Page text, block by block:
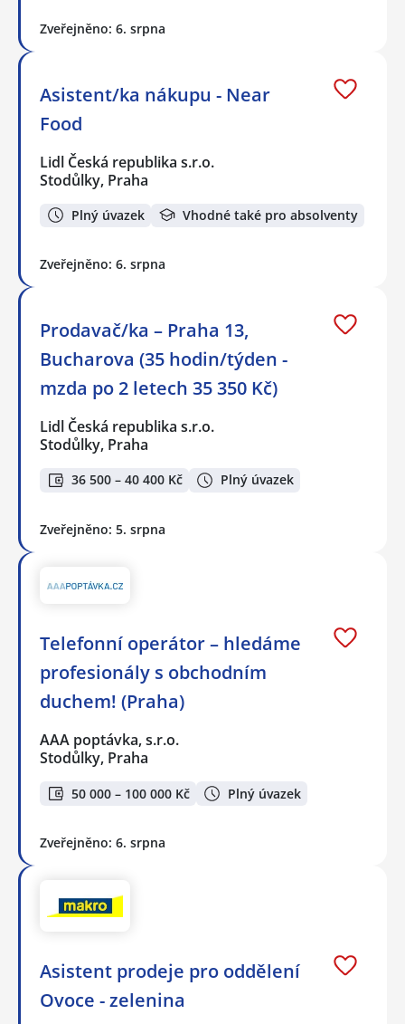
Zveřejněno: 6. srpna
Asistent/ka nákupu - Near
Food
Lidl Česká republika s.r.o.
Stodůlky, Praha
Plný úvazek Vhodné také pro absolventy
Zveřejněno: 6. srpna
Prodavač/ka – Praha 13,
Bucharova (35 hodin/týden -
mzda po 2 letech 35 350 Kč)
Lidl Česká republika s.r.o.
Stodůlky, Praha
36 500 – 40 400 Kč Plný úvazek
Zveřejněno: 5. srpna
Telefonní operátor – hledáme
profesionály s obchodním
duchem! (Praha)
AAA poptávka, s.r.o.
Stodůlky, Praha
50 000 – 100 000 Kč Plný úvazek
Zveřejněno: 6. srpna
Asistent prodeje pro oddělení
Ovoce - zelenina